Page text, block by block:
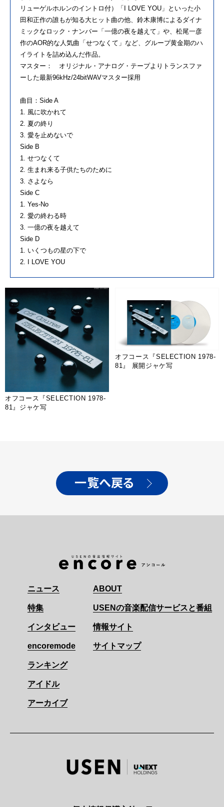
リューゲルホルンのイントロ付）「I LOVE YOU」といった小
田和正作の誰もが知る大ヒット曲の他、鈴木康博によるダイナ
ミックなロック・ナンバー「一億の夜を越えて」や、松尾一彦
作のAOR的な人気曲「せつなくて」など、グループ黄金期のハ
イライトを詰め込んだ作品。
マスター： オリジナル・アナログ・テープよりトランスファ
ーした最新96kHz/24bitWAVマスター採用
曲目：Side A
1. 風に吹かれて
2. 夏の終り
3. 愛を止めないで
Side B
1. せつなくて
2. 生まれ来る子供たちのために
3. さよなら
Side C
1. Yes-No
2. 愛の終わる時
3. 一億の夜を越えて
Side D
1. いくつもの星の下で
2. I LOVE YOU
オフコース『SELECTION 1978-
81』ジャケ写
オフコース『SELECTION 1978-
81』 展開ジャケ写
一覧へ戻る
ニュース
特集
インタビュー
encoremode
ランキング
アイドル
アーカイブ
ABOUT
USENの音楽配信サービスと番組
情報サイト
サイトマップ